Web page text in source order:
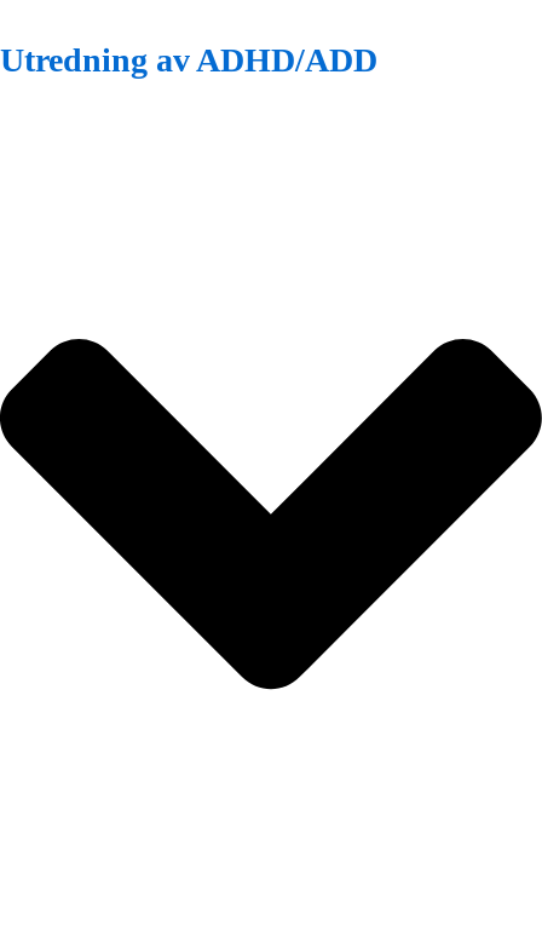
Utredning av ADHD/ADD